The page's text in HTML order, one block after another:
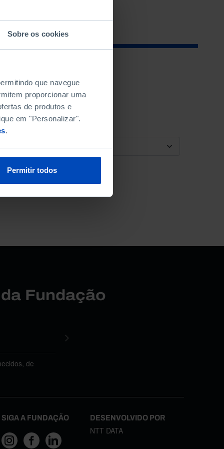
Sobre os cookies
que navegue
proporcionar uma
de produtos e
em "Personalizar".
.
Permitir todos
ORDENAR POR
Fundação
de
SIGA A FUNDAÇÃO DESENVOLVIDO POR
NTT DATA